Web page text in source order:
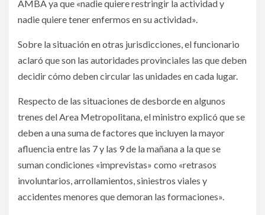
AMBA ya que «nadie quiere restringir la actividad y
nadie quiere tener enfermos en su actividad».­
Sobre la situación en otras jurisdicciones, el funcionario
aclaró que son las autoridades provinciales las que deben
decidir cómo deben circular las unidades en cada lugar.­
Respecto de las situaciones de desborde en algunos
trenes del Area Metropolitana, el ministro explicó que se
deben a una suma de factores que incluyen la mayor
afluencia entre las 7 y las 9 de la mañana a la que se
suman condiciones «imprevistas» como «retrasos
involuntarios, arrollamientos, siniestros viales y
accidentes menores que demoran las formaciones».­